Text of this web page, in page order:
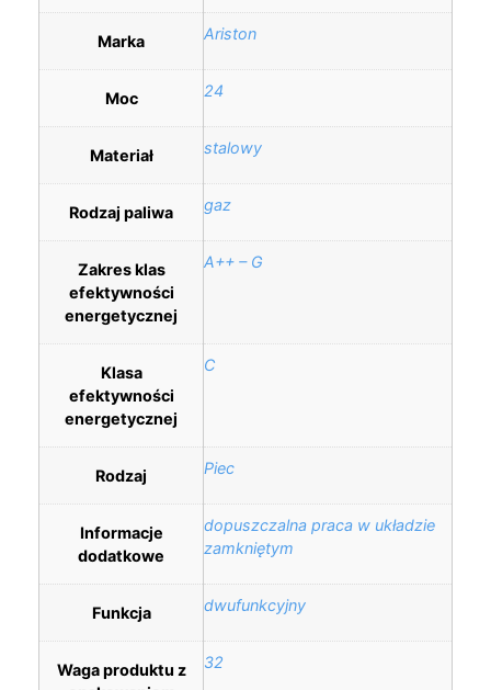
Marka Ariston
Moc 24
Materiał stalowy
Rodzaj paliwa gaz
Zakres klas
efektywności
energetycznej
A++ – G
Klasa
efektywności
energetycznej
C
Rodzaj Piec
Informacje
dodatkowe
dopuszczalna praca w układzie
zamkniętym
Funkcja dwufunkcyjny
Waga produktu z
32